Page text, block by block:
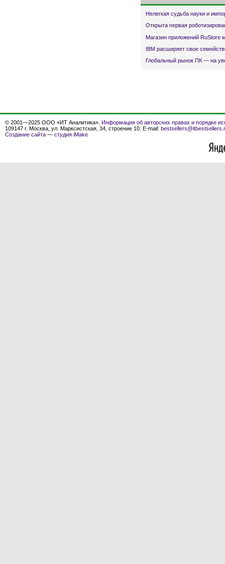
Нелегкая судьба науки и
Открыта первая
Магазин приложений RuStore
IBM расширяет свое
Глобальный рынок ПК — на
© 2001—2025 ООО «ИТ Аналитика». Информация об авторских правах и порядке
109147 г. Москва, ул. Марксистская, 34, строение 10. E-mail:
Создание сайта — студия iMake